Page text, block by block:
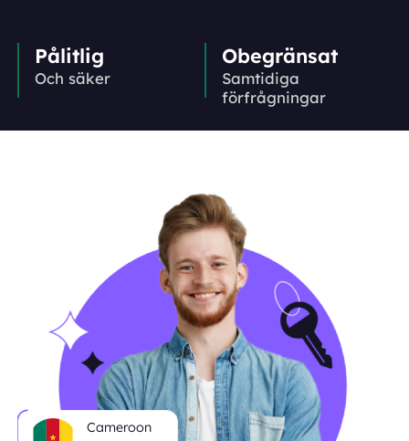
Pålitlig
Och säker
Obegränsat
Samtidiga
förfrågningar
Cameroon